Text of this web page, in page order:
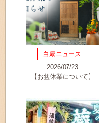
白扇ニュース
2026/07/23
【お盆休業について】